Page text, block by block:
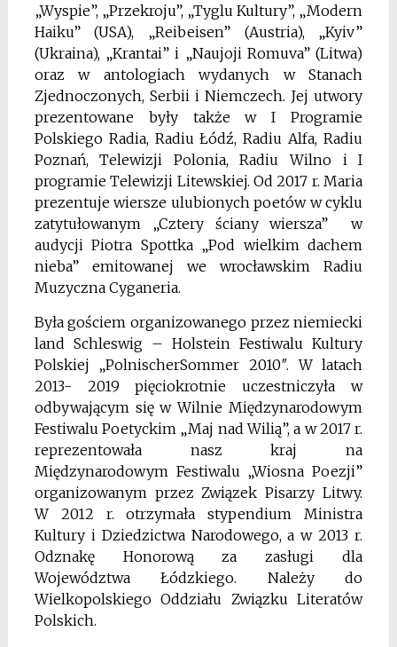
„Wyspie”, „Przekroju”, „Tyglu Kultury”, „Modern
Haiku” (USA), „Reibeisen” (Austria), „Kyiv”
(Ukraina), „Krantai” i „Naujoji Romuva” (Litwa)
oraz w antologiach wydanych w Stanach
Zjednoczonych, Serbii i Niemczech. Jej utwory
prezentowane były także w I Programie
Polskiego Radia, Radiu Łódź, Radiu Alfa, Radiu
Poznań, Telewizji Polonia, Radiu Wilno i I
programie Telewizji Litewskiej. Od 2017 r. Maria
prezentuje wiersze ulubionych poetów w cyklu
zatytułowanym „Cztery ściany wiersza” w
audycji Piotra Spottka „Pod wielkim dachem
nieba” emitowanej we wrocławskim Radiu
Muzyczna Cyganeria.
Była gościem organizowanego przez niemiecki
land Schleswig – Holstein Festiwalu Kultury
Polskiej „PolnischerSommer 2010″. W latach
2013- 2019 pięciokrotnie uczestniczyła w
odbywającym się w Wilnie Międzynarodowym
Festiwalu Poetyckim „Maj nad Wilią”, a w 2017 r.
reprezentowała nasz kraj na
Międzynarodowym Festiwalu „Wiosna Poezji”
organizowanym przez Związek Pisarzy Litwy.
W 2012 r. otrzymała stypendium Ministra
Kultury i Dziedzictwa Narodowego, a w 2013 r.
Odznakę Honorową za zasługi dla
Województwa Łódzkiego. Należy do
Wielkopolskiego Oddziału Związku Literatów
Polskich.